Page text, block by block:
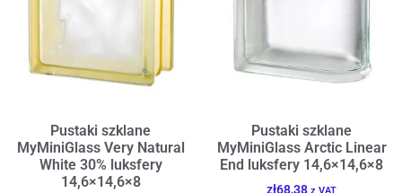
Pustaki szklane
MyMiniGlass Very Natural
White 30% luksfery
14,6×14,6×8
Pustaki szklane
MyMiniGlass Arctic Linear
End luksfery 14,6×14,6×8
zł68,38